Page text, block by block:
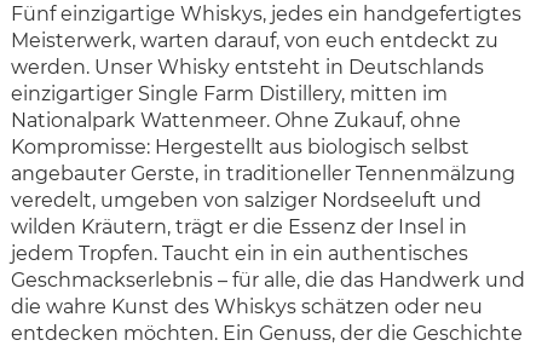
Fünf einzigartige Whiskys, jedes ein handgefertigtes
Meisterwerk, warten darauf, von euch entdeckt zu
werden. Unser Whisky entsteht in Deutschlands
einzigartiger Single Farm Distillery, mitten im
Nationalpark Wattenmeer. Ohne Zukauf, ohne
Kompromisse: Hergestellt aus biologisch selbst
angebauter Gerste, in traditioneller Tennenmälzung
veredelt, umgeben von salziger Nordseeluft und
wilden Kräutern, trägt er die Essenz der Insel in
jedem Tropfen. Taucht ein in ein authentisches
Geschmackserlebnis – für alle, die das Handwerk und
die wahre Kunst des Whiskys schätzen oder neu
entdecken möchten. Ein Genuss, der die Geschichte